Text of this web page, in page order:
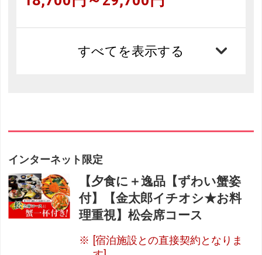
すべてを表示する
インターネット限定
【夕食に＋逸品【ずわい蟹姿
付】【金太郎イチオシ★お料
理重視】松会席コース
[宿泊施設との直接契約となりま